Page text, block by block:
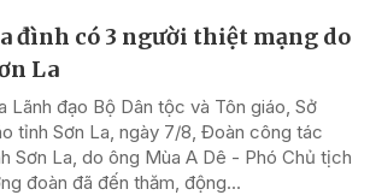
đình có 3 người thiệt mạng do
La
Lãnh đạo Bộ Dân tộc và Tôn giáo, Sở
tỉnh Sơn La, ngày 7/8, Đoàn công tác
Sơn La, do ông Mùa A Dê - Phó Chủ tịch
đoàn đã đến thăm, động...